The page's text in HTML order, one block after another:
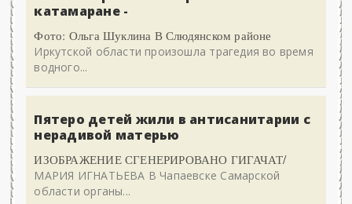
катамаране -
Фото: Ольга Шуклина В Слюдянском районе
Иркутской области произошла трагедия во время
водного...
Пятеро детей жили в антисанитарии с
нерадивой матерью
ИЗОБРАЖЕНИЕ СГЕНЕРИРОВАНО ГИГАЧАТ/
МАРИЯ ИГНАТЬЕВА В Чапаевске Самарской
области органы...